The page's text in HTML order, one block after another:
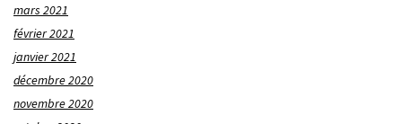
mars 2021
février 2021
janvier 2021
décembre 2020
novembre 2020